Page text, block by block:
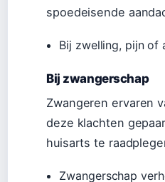
spoedeisende
Bij zwelling, pijn of
Bij zwangerschap
Zwangeren ervaren
deze klachten
huisarts te
Zwangerschap